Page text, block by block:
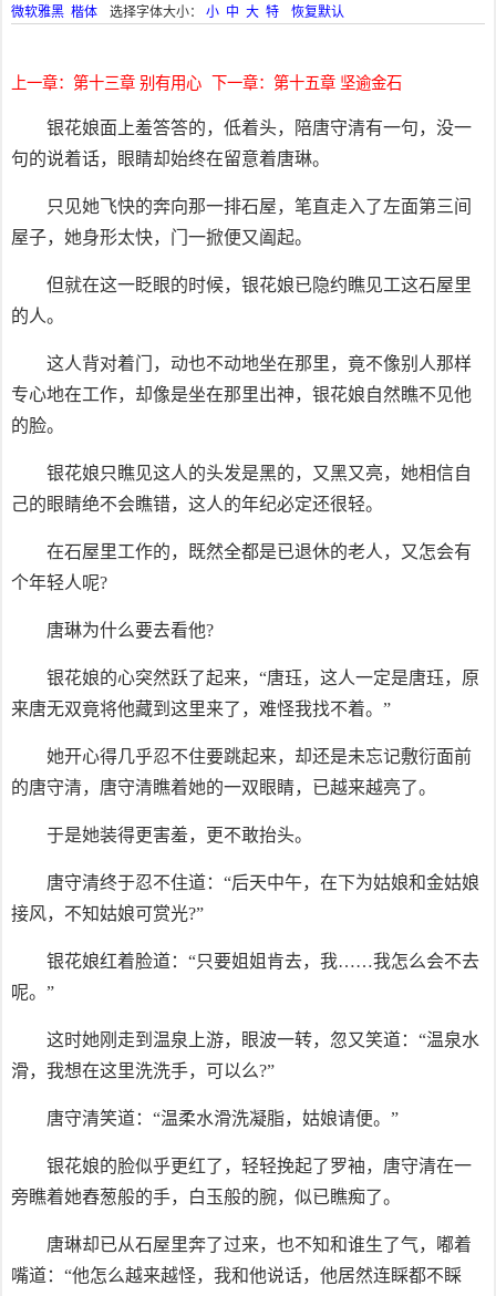
微软雅黑 楷体 选择字体大小： 小 中 大 特 恢复默认
上一章：第十三章 别有用心 下一章：第十五章 坚逾金石
银花娘面上羞答答的，低着头，陪唐守清有一句，没一
句的说着话，眼睛却始终在留意着唐琳。
只见她飞快的奔向那一排石屋，笔直走入了左面第三间
屋子，她身形太快，门一掀便又阖起。
但就在这一眨眼的时候，银花娘已隐约瞧见工这石屋里
的人。
这人背对着门，动也不动地坐在那里，竟不像别人那样
专心地在工作，却像是坐在那里出神，银花娘自然瞧不见他
的脸。
银花娘只瞧见这人的头发是黑的，又黑又亮，她相信自
己的眼睛绝不会瞧错，这人的年纪必定还很轻。
在石屋里工作的，既然全都是已退休的老人，又怎会有
个年轻人呢?
唐琳为什么要去看他?
银花娘的心突然跃了起来，“唐珏，这人一定是唐珏，原
来唐无双竟将他藏到这里来了，难怪我找不着。”
她开心得几乎忍不住要跳起来，却还是未忘记敷衍面前
的唐守清，唐守清瞧着她的一双眼睛，已越来越亮了。
于是她装得更害羞，更不敢抬头。
唐守清终于忍不住道：“后天中午，在下为姑娘和金姑娘
接风，不知姑娘可赏光?”
银花娘红着脸道：“只要姐姐肯去，我……我怎么会不去
呢。”
这时她刚走到温泉上游，眼波一转，忽又笑道：“温泉水
滑，我想在这里洗洗手，可以么?”
唐守清笑道：“温柔水滑洗凝脂，姑娘请便。”
银花娘的脸似乎更红了，轻轻挽起了罗袖，唐守清在一
旁瞧着她舂葱般的手，白玉般的腕，似已瞧痴了。
唐琳却已从石屋里奔了过来，也不知和谁生了气，嘟着
嘴道：“他怎么越来越怪，我和他说话，他居然连睬都不睬